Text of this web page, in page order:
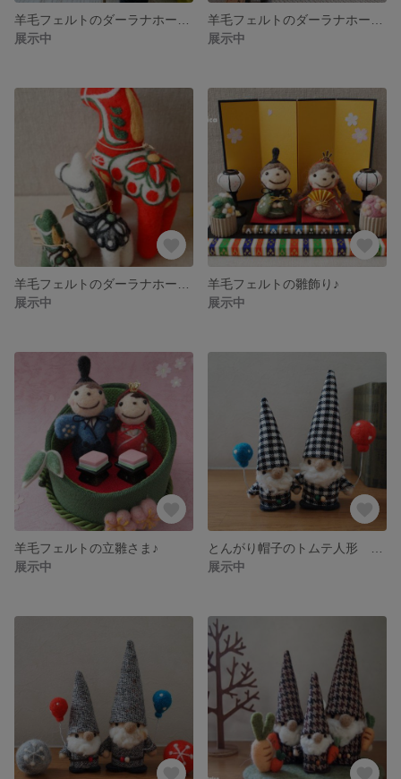
展示中
展示中
展示中
羊毛フェルトの雛飾り♪
展示中
羊毛フェルトの立雛さま♪
展示中
展示中